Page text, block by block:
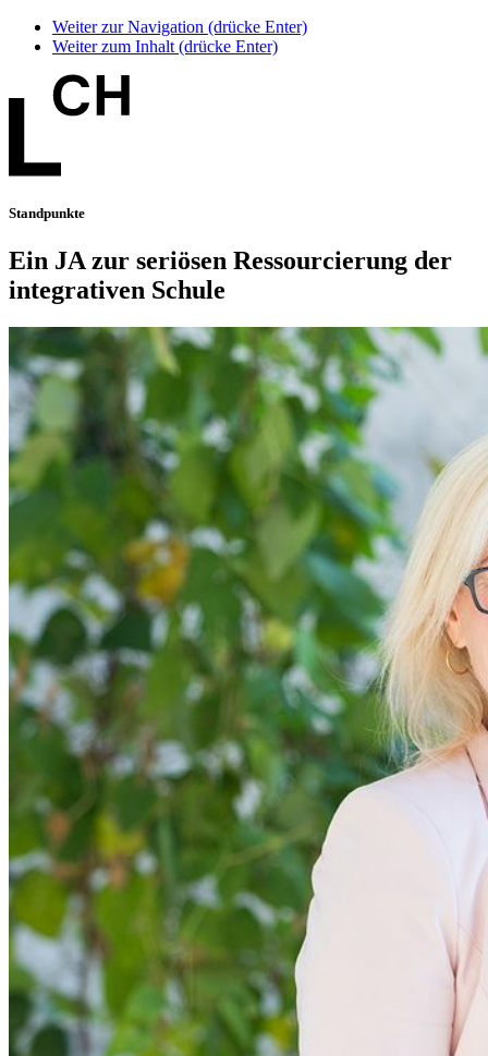
Weiter zur Navigation (drücke Enter)
Weiter zum Inhalt (drücke Enter)
Standpunkte
Ein JA zur seriösen Ressourcierung der
integrativen Schule